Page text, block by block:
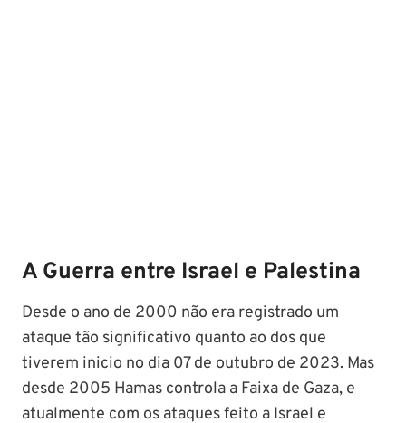
A Guerra entre Israel e Palestina
Desde o ano de 2000 não era registrado um
ataque tão significativo quanto ao dos que
tiverem inicio no dia 07 de outubro de 2023. Mas
desde 2005 Hamas controla a Faixa de Gaza, e
atualmente com os ataques feito a Israel e